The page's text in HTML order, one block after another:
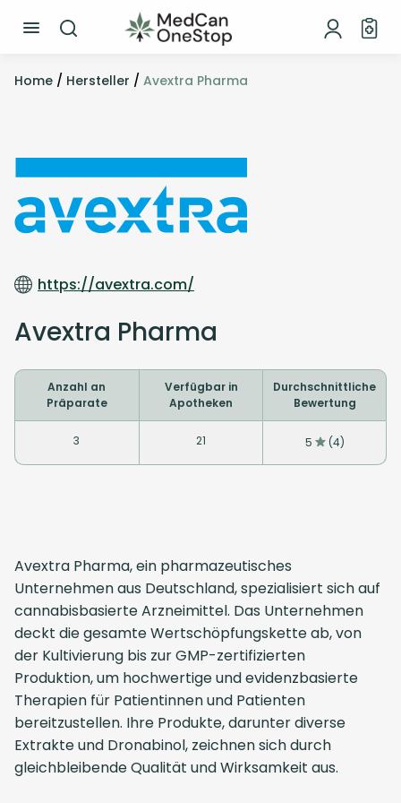
Home / Hersteller / Avextra Pharma
https://avextra.com/
Avextra Pharma
Anzahl an
Präparate
3
Verfügbar in
Apotheken
21
Durchschnittliche
Bewertung
5 (4)
Avextra Pharma, ein pharmazeutisches
Unternehmen aus Deutschland, spezialisiert sich auf
cannabisbasierte Arzneimittel. Das Unternehmen
deckt die gesamte Wertschöpfungskette ab, von
der Kultivierung bis zur GMP-zertifizierten
Produktion, um hochwertige und evidenzbasierte
Therapien für Patientinnen und Patienten
bereitzustellen. Ihre Produkte, darunter diverse
Extrakte und Dronabinol, zeichnen sich durch
gleichbleibende Qualität und Wirksamkeit aus.